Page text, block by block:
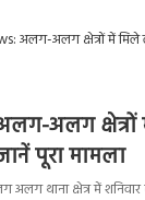
अलग क्षेत्रों
पूरा मामला
थाना क्षेत्र में